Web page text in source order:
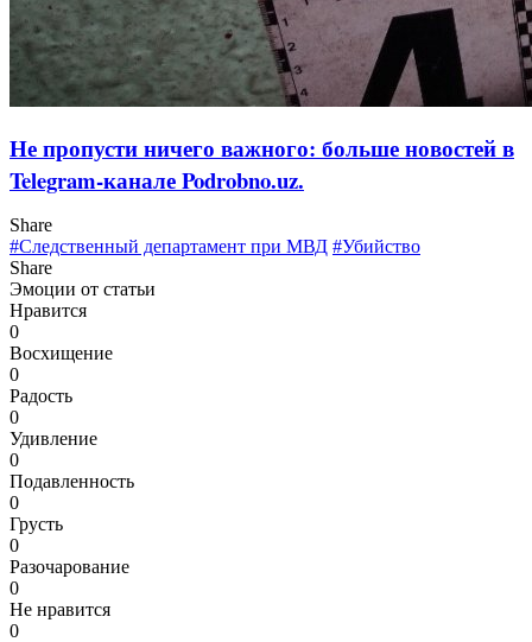
Не пропусти ничего важного: больше новостей в
Telegram-канале Podrobno.uz.
Share
#Следственный департамент при МВД #Убийство
Share
Эмоции от статьи
Нравится
0
Восхищение
0
Радость
0
Удивление
0
Подавленность
0
Грусть
0
Разочарование
0
Не нравится
0